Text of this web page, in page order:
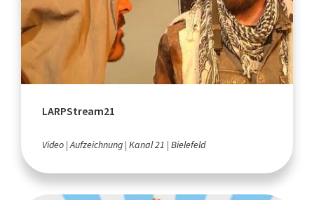
LARPStream21
Video Aufzeichnung Kanal 21 Bielefeld